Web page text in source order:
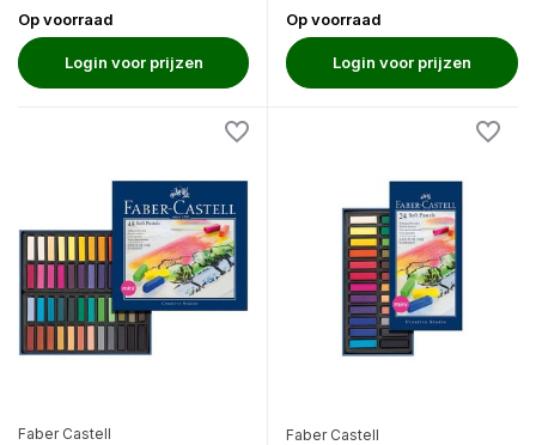
Op voorraad
Login voor prijzen
Op voorraad
Login voor prijzen
Faber Castell Faber Castell